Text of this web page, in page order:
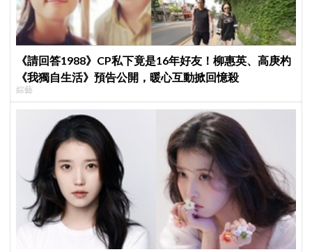
《請回答1988》CP私下竟是16年好友！柳惠英、高庚杓
《我獨自生活》預告公開，暖心互動掀回憶殺
綜藝